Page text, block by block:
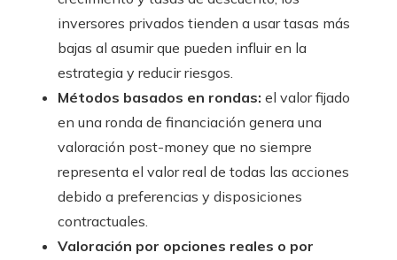
inversores privados tienden a usar tasas más
bajas al asumir que pueden influir en la
estrategia y reducir riesgos.
Métodos basados en rondas: el valor fijado
en una ronda de financiación genera una
valoración post-money que no siempre
representa el valor real de todas las acciones
debido a preferencias y disposiciones
contractuales.
Valoración por opciones reales o por